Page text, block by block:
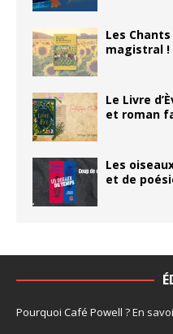
Les
magistral !
Le Livre
et roman
Les
et de
Pourquoi Café Powell ?En